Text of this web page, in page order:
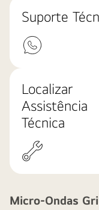
Suporte
Localizar
Assistência
Técnica
Micro-Ondas